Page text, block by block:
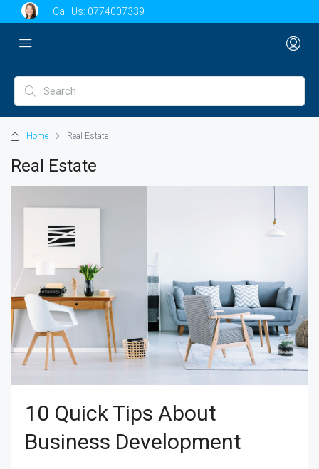
Call Us: 0774007339
Home Real Estate
Real Estate
10 Quick Tips About
Business Development